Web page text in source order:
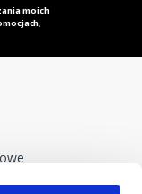
moich